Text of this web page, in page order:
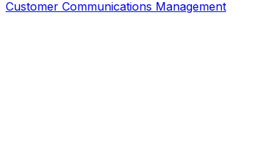
Customer Communications Management